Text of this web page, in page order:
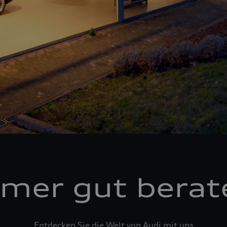
gut
Entdecken Sie die Welt von Audi mit uns